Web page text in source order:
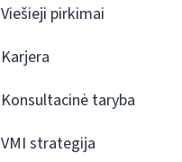
Viešieji pirkimai
Karjera
Konsultacinė taryba
VMI strategija